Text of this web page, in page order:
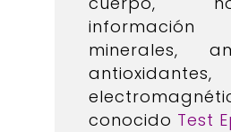
minerales,
conocido Test